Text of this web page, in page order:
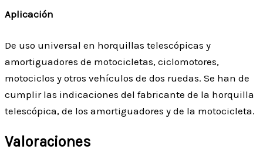
Aplicación
De uso universal en horquillas telescópicas y
amortiguadores de motocicletas, ciclomotores,
motociclos y otros vehículos de dos ruedas. Se han de
cumplir las indicaciones del fabricante de la horquilla
telescópica, de los amortiguadores y de la motocicleta.
Valoraciones